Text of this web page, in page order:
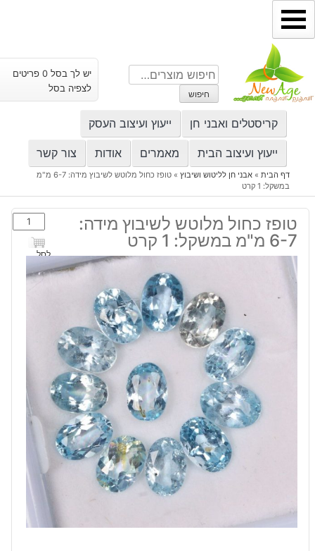
דילוג
לתוכן
חיפוש
עבור:
חיפוש
יש לך בסל 0 פריטים
לצפיה בסל
קריסטלים ואבני חן ייעוץ ועיצוב העסק
ייעוץ ועיצוב הבית מאמרים אודות צור קשר
דף הבית» אבני חן לליטוש ושיבוץ»
טופז כחול מלוטש לשיבוץ מידה: 6-7 מ"מ
במשקל: 1 קרט
טופז כחול מלוטש לשיבוץ מידה:
6-7 מ"מ במשקל: 1 קרט
כמות
של
טופז
כחול
מלוטש
קרט
לסל